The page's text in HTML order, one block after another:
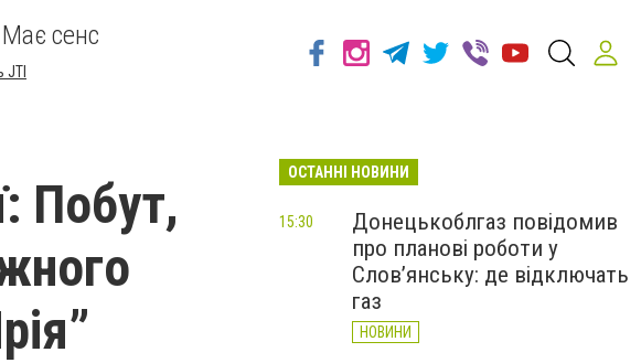
сенс
JTI
Побут,
ОСТАННІ НОВИНИ
Донецькоблгаз повідомив
про планові роботи у
Слов’янську: де відключать
газ
НОВИНИ
15:30